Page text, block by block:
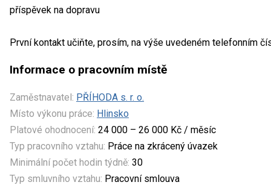
příspěvek na dopravu
První kontakt učiňte, prosím, na výše uvedeném telefonním
Informace o pracovním místě
Zaměstnavatel: PŘÍHODA s. r. o.
Místo výkonu práce: Hlinsko
Platové ohodnocení: 24 000 – 26 000 Kč / měsíc
Typ pracovního vztahu: Práce na zkrácený úvazek
Minimální počet hodin týdně: 30
Typ smluvního vztahu: Pracovní smlouva